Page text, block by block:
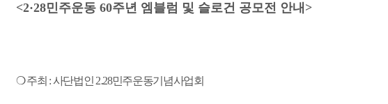
<2·28민주운동 60주년 엠블럼 및 슬로건 공모전 안내>
❍주최 :사단법인 2․28민주운동기념사업회